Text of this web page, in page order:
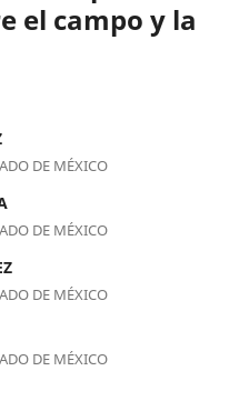
el campo y la
DE MÉXICO
DE MÉXICO
DE MÉXICO
DE MÉXICO